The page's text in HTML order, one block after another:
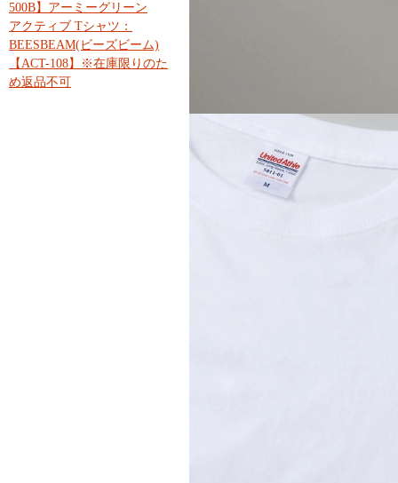
500B】アーミーグリーン
アクティブ Tシャツ：
BEESBEAM(ビーズビーム)
【ACT-108】※在庫限りのた
め返品不可